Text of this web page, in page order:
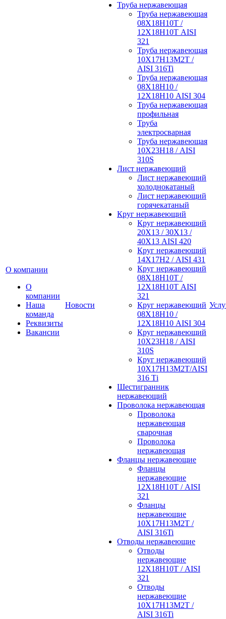
О компании
О
компании
Наша
команда
Реквизиты
Вакансии
Новости
Труба нержавеющая
Труба нержавеющая
08Х18Н10Т /
12Х18Н10Т AISI
321
Труба нержавеющая
10Х17Н13М2Т /
AISI 316Ti
Труба нержавеющая
08Х18Н10 /
12Х18Н10 AISI 304
Труба нержавеющая
профильная
Труба
электросварная
Труба нержавеющая
10Х23Н18 / AISI
310S
Лист нержавеющий
Лист нержавеющий
холоднокатаный
Лист нержавеющий
горячекатаный
Круг нержавеющий
Круг нержавеющий
20Х13 / 30Х13 /
40Х13 AISI 420
Круг нержавеющий
14Х17Н2 / AISI 431
Круг нержавеющий
08Х18Н10Т /
12Х18Н10Т AISI
321
Круг нержавеющий
08Х18Н10 /
12Х18Н10 AISI 304
Круг нержавеющий
10Х23Н18 / AISI
310S
Круг нержавеющий
10Х17Н13М2Т/AISI
316 Тi
Шестигранник
нержавеющий
Проволока нержавеющая
Проволока
нержавеющая
сварочная
Проволока
нержавеющая
Фланцы нержавеющие
Фланцы
нержавеющие
12Х18Н10Т / AISI
321
Фланцы
нержавеющие
10Х17Н13М2Т /
AISI 316Ti
Отводы нержавеющие
Отводы
нержавеющие
12Х18Н10Т / AISI
321
Отводы
нержавеющие
10Х17Н13М2Т /
AISI 316Ti